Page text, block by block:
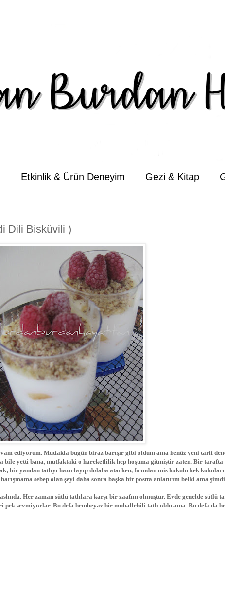
Etkinlik & Ürün Deneyim Gezi & Kitap
Dili Bisküvili )
ediyorum. Mutfakla bugün biraz barışır gibi oldum ama henüz yeni tarif
bile yetti bana, mutfaktaki o hareketlilik hep hoşuma gitmiştir zaten. Bir tarafta
bir yandan tatlıyı hazırlayıp dolaba atarken, fırından mis kokulu kek
sebep olan şeyi daha sonra başka bir postta anlatırım belki ama
Her zaman sütlü tatlılara karşı bir zaafım olmuştur. Evde genelde sütlü
sevmiyorlar. Bu defa bembeyaz bir muhallebili tatlı oldu ama. Bu defa da